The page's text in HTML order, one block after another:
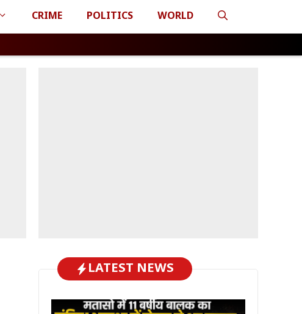
CRIME POLITICS WORLD
LATEST NEWS